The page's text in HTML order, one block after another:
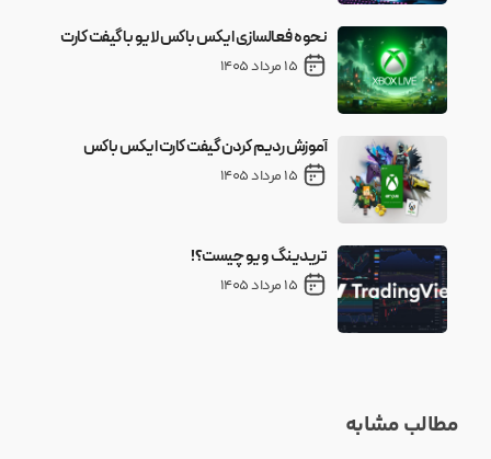
نحوه فعالسازی ایکس باکس لایو با گیفت کارت
15 مرداد 1405
آموزش ردیم کردن گیفت کارت ایکس باکس
15 مرداد 1405
تریدینگ ویو چیست؟!
15 مرداد 1405
مطالب مشابه